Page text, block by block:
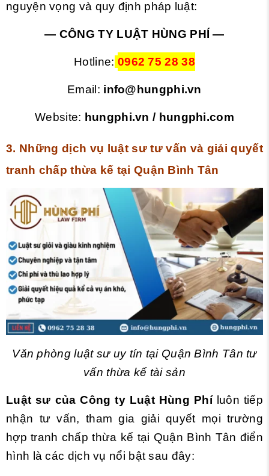
nguyện vọng và quy định pháp luật:
— CÔNG TY LUẬT HÙNG PHÍ —
Hotline: 0962 75 28 38
Email: info@hungphi.vn
Website: hungphi.vn / hungphi.com
3. Những dịch vụ luật sư tư vấn và giải quyết
tranh chấp thừa kế tại Quận Bình Tân
Văn phòng luật sư uy tín tại Quận Bình Tân tư
vấn thừa kế tài sản
Luật sư củaCông ty Luật Hùng Phíluôn tiếp
nhận tư vấn, tham gia giải quyết mọi trường
hợp tranh chấp thừa kế tại Quận Bình Tân điển
hình là các dịch vụ nổi bật sau đây: